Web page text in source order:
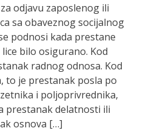
odjavu zaposlenog ili
sa obaveznog socijalnog
podnosi kada prestane
bilo osigurano. Kod
radnog odnosa. Kod
to je prestanak posla po
i poljoprivrednika,
prestanak delatnosti ili
osnova […]